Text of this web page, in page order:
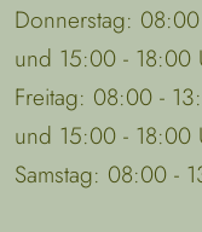
Donnerstag:
und 15:00 - 18:00
Freitag: 08:00 -
und 15:00 - 18:00
Samstag: 08:00 -